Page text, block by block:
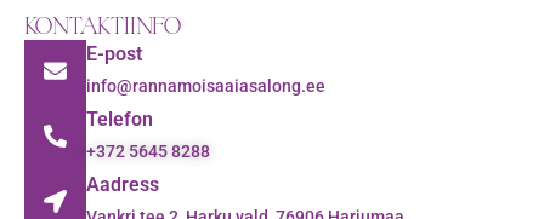
KONTAKTIINFO
E-post
info@rannamoisaaiasalong.ee
Telefon
+372 5645 8288
Aadress